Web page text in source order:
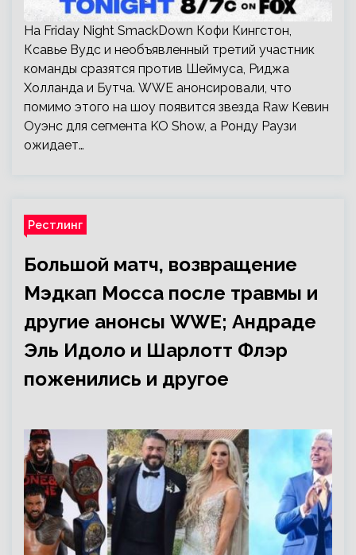
На Friday Night SmackDown Кофи Кингстон,
Ксавье Вудс и необъявленный третий участник
команды сразятся против Шеймуса, Риджа
Холланда и Бутча. WWE анонсировали, что
помимо этого на шоу появится звезда Raw Кевин
Оуэнс для сегмента KO Show, а Ронду Раузи
ожидает…
Рестлинг
Большой матч, возвращение
Мэдкап Мосса после травмы и
другие анонсы WWE; Андраде
Эль Идоло и Шарлотт Флэр
поженились и другое